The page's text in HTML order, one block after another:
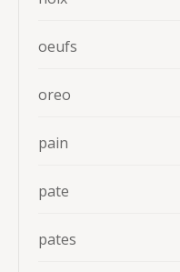
oeufs
oreo
pain
pate
pates